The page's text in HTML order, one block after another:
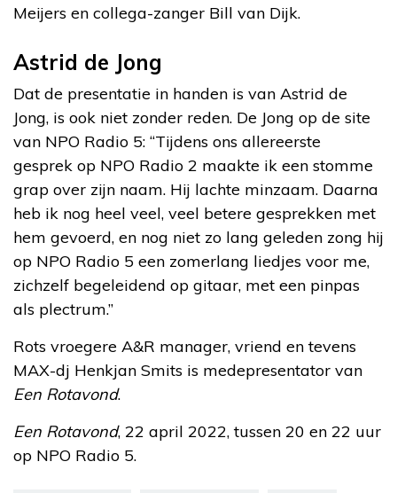
Meijers en collega-zanger Bill van Dijk.
Astrid de Jong
Dat de presentatie in handen is van Astrid de
Jong, is ook niet zonder reden. De Jong op de site
van NPO Radio 5: “Tijdens ons allereerste
gesprek op NPO Radio 2 maakte ik een stomme
grap over zijn naam. Hij lachte minzaam. Daarna
heb ik nog heel veel, veel betere gesprekken met
hem gevoerd, en nog niet zo lang geleden zong hij
op NPO Radio 5 een zomerlang liedjes voor me,
zichzelf begeleidend op gitaar, met een pinpas
als plectrum.”
Rots vroegere A&R manager, vriend en tevens
MAX-dj Henkjan Smits is medepresentator van
Een Rotavond.
Een Rotavond, 22 april 2022, tussen 20 en 22 uur
op NPO Radio 5.